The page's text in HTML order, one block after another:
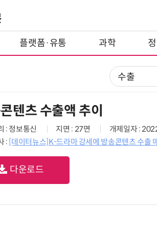
플랫폼·유통 과학
텐츠 수출액 추이
: 정보통신 지면 : 27면
개제일자 :
: [데이터뉴스]K-드라마 강세에 방송콘텐츠 수출
다운로드